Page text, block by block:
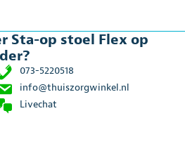
Sta-op stoel Flex op
073-5220518
info@thuiszorgwinkel.nl
Livechat